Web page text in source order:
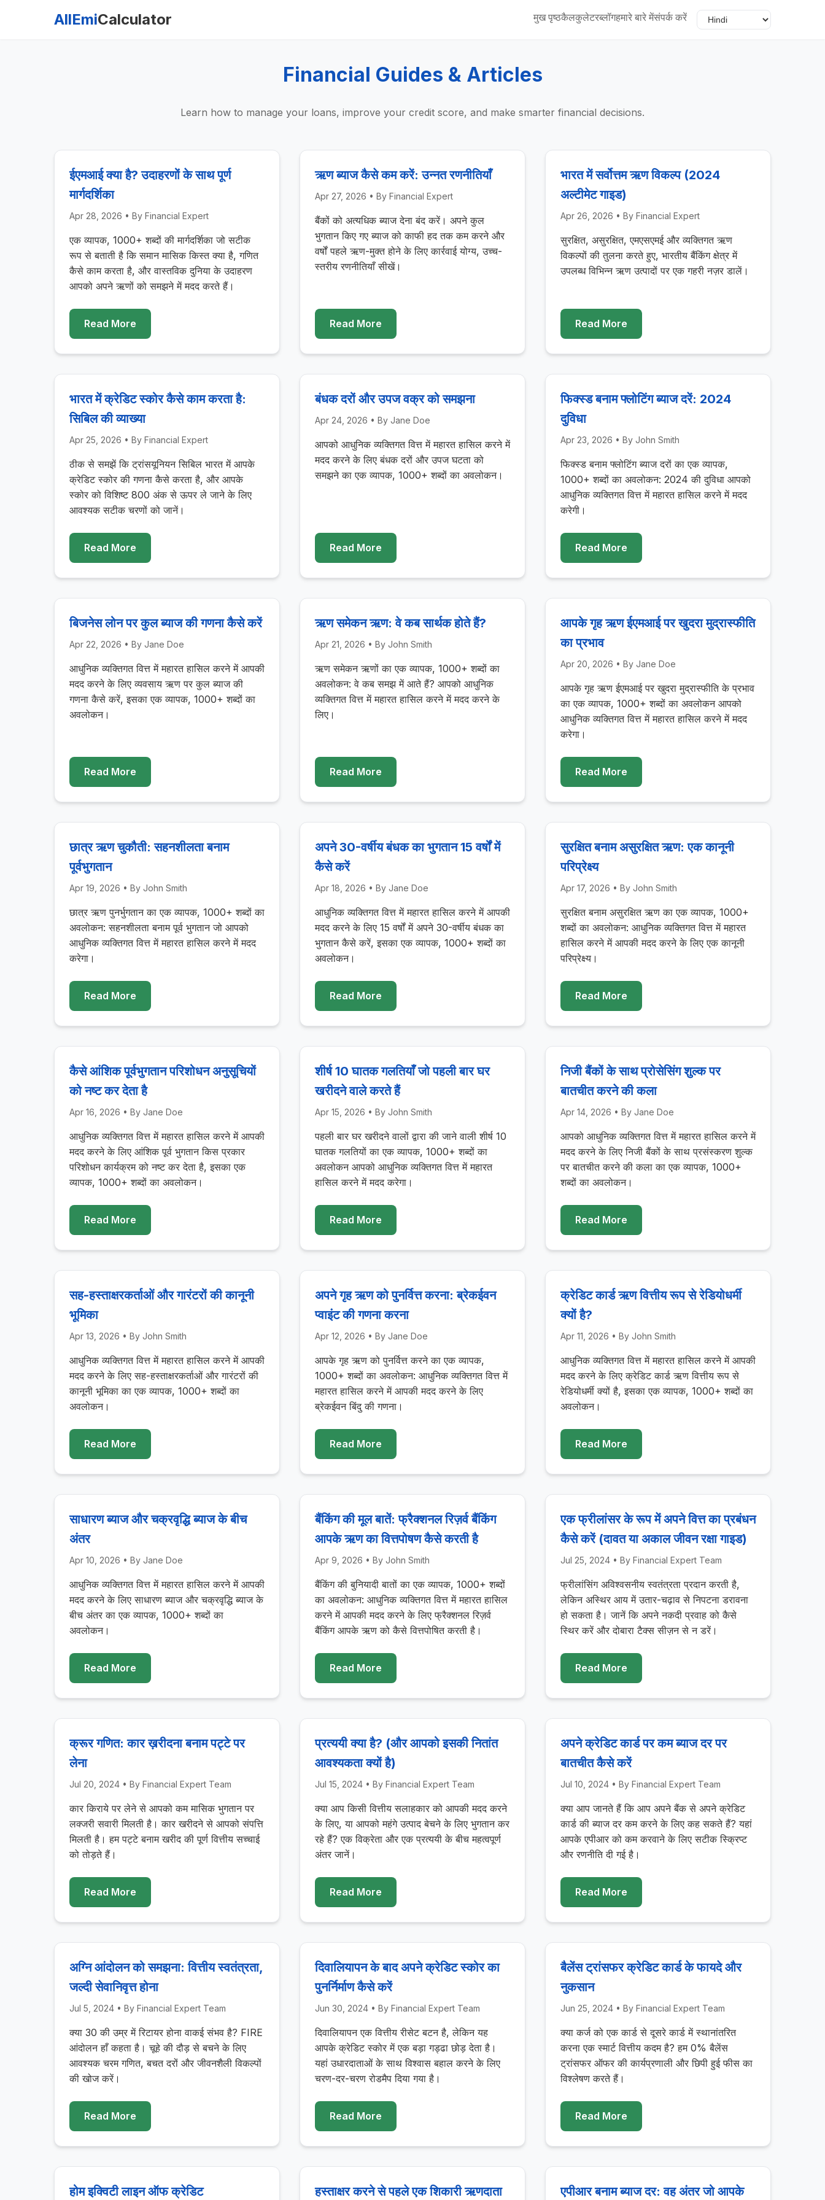
AllEmiCalculator मुख पृष्ठकैलकुलेटरब्लॉगहमारे बारे मेंसंपर्क करें
Financial Guides & Articles
Learn how to manage your loans, improve your credit score, and make smarter financial decisions.
ईएमआई क्या है? उदाहरणों के साथ पूर्ण
मार्गदर्शिका
Apr 28, 2026 • By Financial Expert
एक व्यापक, 1000+ शब्दों की मार्गदर्शिका जो सटीक
रूप से बताती है कि समान मासिक किस्त क्या है, गणित
कैसे काम करता है, और वास्तविक दुनिया के उदाहरण
आपको अपने ऋणों को समझने में मदद करते हैं।
Read More
ऋण ब्याज कैसे कम करें: उन्नत रणनीतियाँ
Apr 27, 2026 • By Financial Expert
बैंकों को अत्यधिक ब्याज देना बंद करें। अपने कुल
भुगतान किए गए ब्याज को काफी हद तक कम करने और
वर्षों पहले ऋण-मुक्त होने के लिए कार्रवाई योग्य, उच्च-
स्तरीय रणनीतियाँ सीखें।
Read More
भारत में सर्वोत्तम ऋण विकल्प (2024
अल्टीमेट गाइड)
Apr 26, 2026 • By Financial Expert
सुरक्षित, असुरक्षित, एमएसएमई और व्यक्तिगत ऋण
विकल्पों की तुलना करते हुए, भारतीय बैंकिंग क्षेत्र में
उपलब्ध विभिन्न ऋण उत्पादों पर एक गहरी नज़र डालें।
Read More
भारत में क्रेडिट स्कोर कैसे काम करता है:
सिबिल की व्याख्या
Apr 25, 2026 • By Financial Expert
ठीक से समझें कि ट्रांसयूनियन सिबिल भारत में आपके
क्रेडिट स्कोर की गणना कैसे करता है, और आपके
स्कोर को विशिष्ट 800 अंक से ऊपर ले जाने के लिए
आवश्यक सटीक चरणों को जानें।
Read More
बंधक दरों और उपज वक्र को समझना
Apr 24, 2026 • By Jane Doe
आपको आधुनिक व्यक्तिगत वित्त में महारत हासिल करने में
मदद करने के लिए बंधक दरों और उपज घटता को
समझने का एक व्यापक, 1000+ शब्दों का अवलोकन।
Read More
फिक्स्ड बनाम फ्लोटिंग ब्याज दरें: 2024
दुविधा
Apr 23, 2026 • By John Smith
फिक्स्ड बनाम फ्लोटिंग ब्याज दरों का एक व्यापक,
1000+ शब्दों का अवलोकन: 2024 की दुविधा आपको
आधुनिक व्यक्तिगत वित्त में महारत हासिल करने में मदद
करेगी।
Read More
बिजनेस लोन पर कुल ब्याज की गणना कैसे करें
Apr 22, 2026 • By Jane Doe
आधुनिक व्यक्तिगत वित्त में महारत हासिल करने में आपकी
मदद करने के लिए व्यवसाय ऋण पर कुल ब्याज की
गणना कैसे करें, इसका एक व्यापक, 1000+ शब्दों का
अवलोकन।
Read More
ऋण समेकन ऋण: वे कब सार्थक होते हैं?
Apr 21, 2026 • By John Smith
ऋण समेकन ऋणों का एक व्यापक, 1000+ शब्दों का
अवलोकन: वे कब समझ में आते हैं? आपको आधुनिक
व्यक्तिगत वित्त में महारत हासिल करने में मदद करने के
लिए।
Read More
आपके गृह ऋण ईएमआई पर खुदरा मुद्रास्फीति
का प्रभाव
Apr 20, 2026 • By Jane Doe
आपके गृह ऋण ईएमआई पर खुदरा मुद्रास्फीति के प्रभाव
का एक व्यापक, 1000+ शब्दों का अवलोकन आपको
आधुनिक व्यक्तिगत वित्त में महारत हासिल करने में मदद
करेगा।
Read More
छात्र ऋण चुकौती: सहनशीलता बनाम
पूर्वभुगतान
Apr 19, 2026 • By John Smith
छात्र ऋण पुनर्भुगतान का एक व्यापक, 1000+ शब्दों का
अवलोकन: सहनशीलता बनाम पूर्व भुगतान जो आपको
आधुनिक व्यक्तिगत वित्त में महारत हासिल करने में मदद
करेगा।
Read More
अपने 30-वर्षीय बंधक का भुगतान 15 वर्षों में
कैसे करें
Apr 18, 2026 • By Jane Doe
आधुनिक व्यक्तिगत वित्त में महारत हासिल करने में आपकी
मदद करने के लिए 15 वर्षों में अपने 30-वर्षीय बंधक का
भुगतान कैसे करें, इसका एक व्यापक, 1000+ शब्दों का
अवलोकन।
Read More
सुरक्षित बनाम असुरक्षित ऋण: एक कानूनी
परिप्रेक्ष्य
Apr 17, 2026 • By John Smith
सुरक्षित बनाम असुरक्षित ऋण का एक व्यापक, 1000+
शब्दों का अवलोकन: आधुनिक व्यक्तिगत वित्त में महारत
हासिल करने में आपकी मदद करने के लिए एक कानूनी
परिप्रेक्ष्य।
Read More
कैसे आंशिक पूर्वभुगतान परिशोधन अनुसूचियों
को नष्ट कर देता है
Apr 16, 2026 • By Jane Doe
आधुनिक व्यक्तिगत वित्त में महारत हासिल करने में आपकी
मदद करने के लिए आंशिक पूर्व भुगतान किस प्रकार
परिशोधन कार्यक्रम को नष्ट कर देता है, इसका एक
व्यापक, 1000+ शब्दों का अवलोकन।
Read More
शीर्ष 10 घातक गलतियाँ जो पहली बार घर
खरीदने वाले करते हैं
Apr 15, 2026 • By John Smith
पहली बार घर खरीदने वालों द्वारा की जाने वाली शीर्ष 10
घातक गलतियों का एक व्यापक, 1000+ शब्दों का
अवलोकन आपको आधुनिक व्यक्तिगत वित्त में महारत
हासिल करने में मदद करेगा।
Read More
निजी बैंकों के साथ प्रोसेसिंग शुल्क पर
बातचीत करने की कला
Apr 14, 2026 • By Jane Doe
आपको आधुनिक व्यक्तिगत वित्त में महारत हासिल करने में
मदद करने के लिए निजी बैंकों के साथ प्रसंस्करण शुल्क
पर बातचीत करने की कला का एक व्यापक, 1000+
शब्दों का अवलोकन।
Read More
सह-हस्ताक्षरकर्ताओं और गारंटरों की कानूनी
भूमिका
Apr 13, 2026 • By John Smith
आधुनिक व्यक्तिगत वित्त में महारत हासिल करने में आपकी
मदद करने के लिए सह-हस्ताक्षरकर्ताओं और गारंटरों की
कानूनी भूमिका का एक व्यापक, 1000+ शब्दों का
अवलोकन।
Read More
अपने गृह ऋण को पुनर्वित्त करना: ब्रेकईवन
प्वाइंट की गणना करना
Apr 12, 2026 • By Jane Doe
आपके गृह ऋण को पुनर्वित्त करने का एक व्यापक,
1000+ शब्दों का अवलोकन: आधुनिक व्यक्तिगत वित्त में
महारत हासिल करने में आपकी मदद करने के लिए
ब्रेकईवन बिंदु की गणना।
Read More
क्रेडिट कार्ड ऋण वित्तीय रूप से रेडियोधर्मी
क्यों है?
Apr 11, 2026 • By John Smith
आधुनिक व्यक्तिगत वित्त में महारत हासिल करने में आपकी
मदद करने के लिए क्रेडिट कार्ड ऋण वित्तीय रूप से
रेडियोधर्मी क्यों है, इसका एक व्यापक, 1000+ शब्दों का
अवलोकन।
Read More
साधारण ब्याज और चक्रवृद्धि ब्याज के बीच
अंतर
Apr 10, 2026 • By Jane Doe
आधुनिक व्यक्तिगत वित्त में महारत हासिल करने में आपकी
मदद करने के लिए साधारण ब्याज और चक्रवृद्धि ब्याज के
बीच अंतर का एक व्यापक, 1000+ शब्दों का
अवलोकन।
Read More
बैंकिंग की मूल बातें: फ्रैक्शनल रिज़र्व बैंकिंग
आपके ऋण का वित्तपोषण कैसे करती है
Apr 9, 2026 • By John Smith
बैंकिंग की बुनियादी बातों का एक व्यापक, 1000+ शब्दों
का अवलोकन: आधुनिक व्यक्तिगत वित्त में महारत हासिल
करने में आपकी मदद करने के लिए फ्रैक्शनल रिज़र्व
बैंकिंग आपके ऋण को कैसे वित्तपोषित करती है।
Read More
एक फ्रीलांसर के रूप में अपने वित्त का प्रबंधन
कैसे करें (दावत या अकाल जीवन रक्षा गाइड)
Jul 25, 2024 • By Financial Expert Team
फ्रीलांसिंग अविश्वसनीय स्वतंत्रता प्रदान करती है,
लेकिन अस्थिर आय में उतार-चढ़ाव से निपटना डरावना
हो सकता है। जानें कि अपने नकदी प्रवाह को कैसे
स्थिर करें और दोबारा टैक्स सीज़न से न डरें।
Read More
क्रूर गणित: कार ख़रीदना बनाम पट्टे पर
लेना
Jul 20, 2024 • By Financial Expert Team
कार किराये पर लेने से आपको कम मासिक भुगतान पर
लक्जरी सवारी मिलती है। कार खरीदने से आपको संपत्ति
मिलती है। हम पट्टे बनाम खरीद की पूर्ण वित्तीय सच्चाई
को तोड़ते हैं।
Read More
प्रत्ययी क्या है? (और आपको इसकी नितांत
आवश्यकता क्यों है)
Jul 15, 2024 • By Financial Expert Team
क्या आप किसी वित्तीय सलाहकार को आपकी मदद करने
के लिए, या आपको महंगे उत्पाद बेचने के लिए भुगतान कर
रहे हैं? एक विक्रेता और एक प्रत्ययी के बीच महत्वपूर्ण
अंतर जानें।
Read More
अपने क्रेडिट कार्ड पर कम ब्याज दर पर
बातचीत कैसे करें
Jul 10, 2024 • By Financial Expert Team
क्या आप जानते हैं कि आप अपने बैंक से अपने क्रेडिट
कार्ड की ब्याज दर कम करने के लिए कह सकते हैं? यहां
आपके एपीआर को कम करवाने के लिए सटीक स्क्रिप्ट
और रणनीति दी गई है।
Read More
अग्नि आंदोलन को समझना: वित्तीय स्वतंत्रता,
जल्दी सेवानिवृत्त होना
Jul 5, 2024 • By Financial Expert Team
क्या 30 की उम्र में रिटायर होना वाकई संभव है? FIRE
आंदोलन हाँ कहता है। चूहे की दौड़ से बचने के लिए
आवश्यक चरम गणित, बचत दरों और जीवनशैली विकल्पों
की खोज करें।
Read More
दिवालियापन के बाद अपने क्रेडिट स्कोर का
पुनर्निर्माण कैसे करें
Jun 30, 2024 • By Financial Expert Team
दिवालियापन एक वित्तीय रीसेट बटन है, लेकिन यह
आपके क्रेडिट स्कोर में एक बड़ा गड्ढा छोड़ देता है।
यहां उधारदाताओं के साथ विश्वास बहाल करने के लिए
चरण-दर-चरण रोडमैप दिया गया है।
Read More
बैलेंस ट्रांसफर क्रेडिट कार्ड के फायदे और
नुकसान
Jun 25, 2024 • By Financial Expert Team
क्या कर्ज को एक कार्ड से दूसरे कार्ड में स्थानांतरित
करना एक स्मार्ट वित्तीय कदम है? हम 0% बैलेंस
ट्रांसफर ऑफर की कार्यप्रणाली और छिपी हुई फीस का
विश्लेषण करते हैं।
Read More
होम इक्विटी लाइन ऑफ क्रेडिट हस्ताक्षर करने से पहले एक शिकारी ऋणदाता एपीआर बनाम ब्याज दर: वह अंतर जो आपके